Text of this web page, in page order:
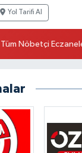
Yol Tarifi Al
Tüm Nöbetçi